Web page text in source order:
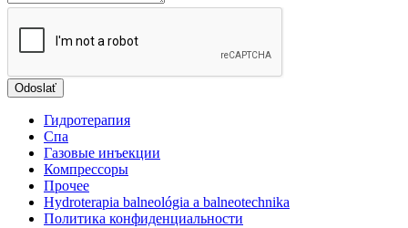
Odoslať
Гидротерапия
Спа
Газовые инъекции
Компрессоры
Прочеe
Hydroterapia balneológia a balneotechnika
Политика конфиденциальности